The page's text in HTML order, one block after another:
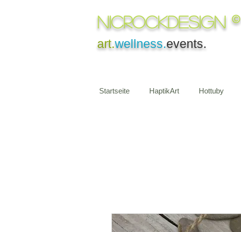
NICROCKDesign ©
art.wellness.events.
Startseite HaptikArt Hottuby